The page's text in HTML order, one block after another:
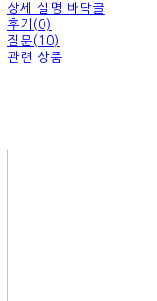
상세 설명 바닥글
후기(0)
질문(10)
관련 상품